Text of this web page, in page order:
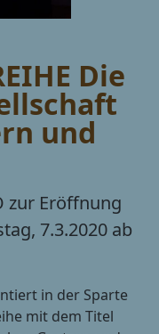
Die
und
zur Eröffnung
7.3.2020 ab
in der Sparte
mit dem Titel